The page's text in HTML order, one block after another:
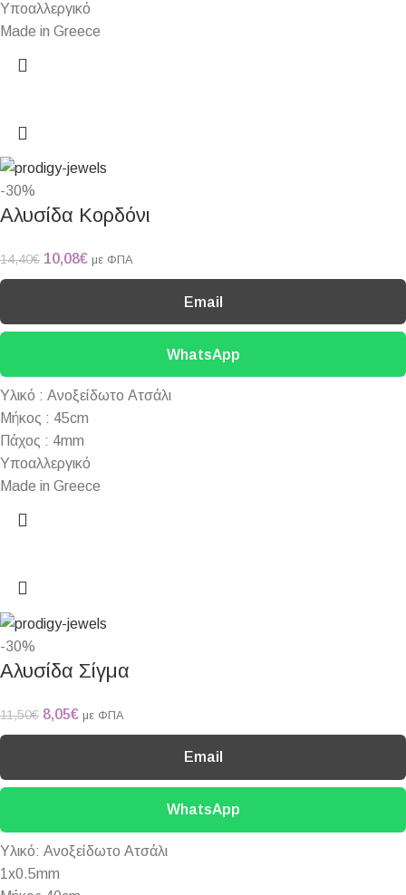
Υποαλλεργικό
Made in Greece
-30%
Αλυσίδα Κορδόνι
14,40€ 10,08€ με ΦΠΑ
Email
WhatsApp
Υλικό : Ανοξείδωτο Ατσάλι
Μήκος : 45cm
Πάχος : 4mm
Υποαλλεργικό
Made in Greece
-30%
Αλυσίδα Σίγμα
11,50€ 8,05€ με ΦΠΑ
Email
WhatsApp
Υλικό: Ανοξείδωτο Ατσάλι
1x0.5mm